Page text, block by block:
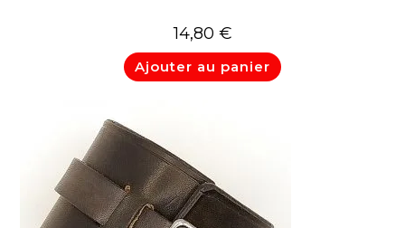
14,80 €
Ajouter au panier